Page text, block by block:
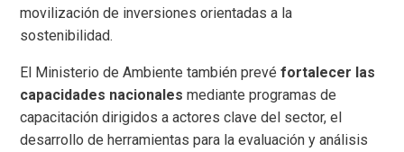
movilización de inversiones orientadas a la
sostenibilidad.
El Ministerio de Ambiente también prevéfortalecer las
capacidades nacionales mediante programas de
capacitación dirigidos a actores clave del sector, el
desarrollo de herramientas para la evaluación y análisis